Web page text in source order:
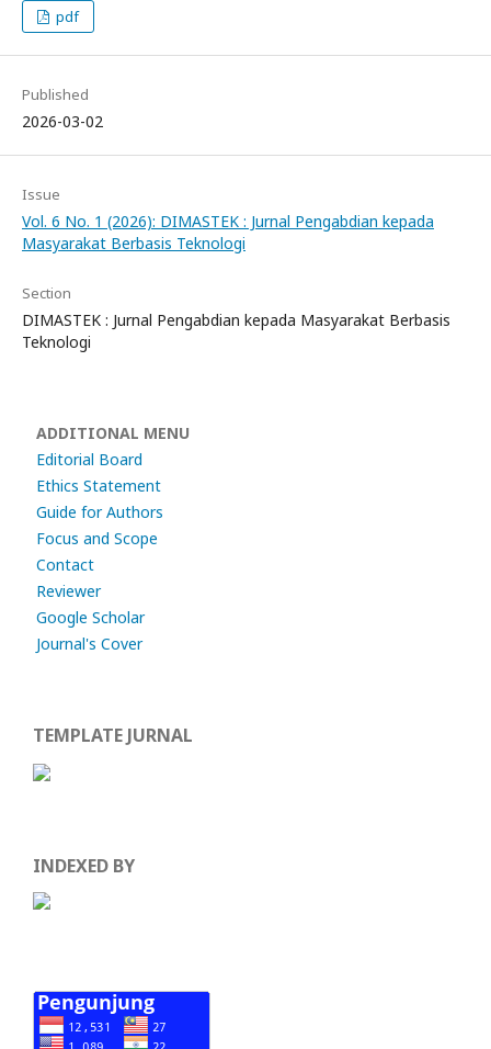
pdf
Published
2026-03-02
Issue
Vol. 6 No. 1 (2026): DIMASTEK : Jurnal Pengabdian kepada
Masyarakat Berbasis Teknologi
Section
DIMASTEK : Jurnal Pengabdian kepada Masyarakat Berbasis
Teknologi
ADDITIONAL MENU
Editorial Board
Ethics Statement
Guide for Authors
Focus and Scope
Contact
Reviewer
Google Scholar
Journal's Cover
TEMPLATE JURNAL
INDEXED BY